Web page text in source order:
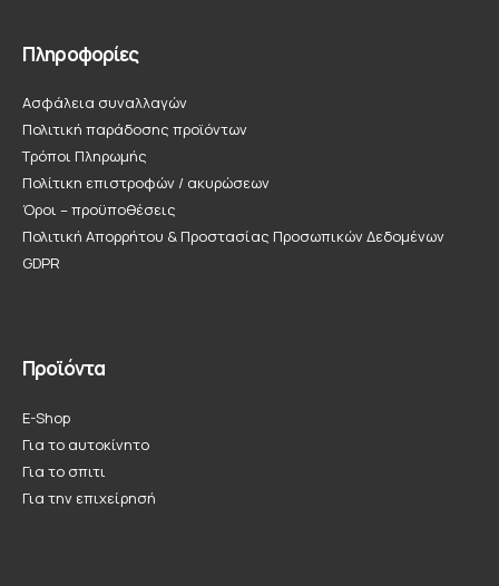
Πληροφορίες
Ασφάλεια συναλλαγών
Πολιτική παράδοσης προϊόντων
Τρόποι Πληρωμής
Πολίτικη επιστροφών / ακυρώσεων
Όροι – προϋποθέσεις
Πολιτική Απορρήτου & Προστασίας Προσωπικών Δεδομένων
GDPR
Προϊόντα
E-Shop
Για το αυτοκίνητο
Για το σπιτι
Για την επιχείρησή